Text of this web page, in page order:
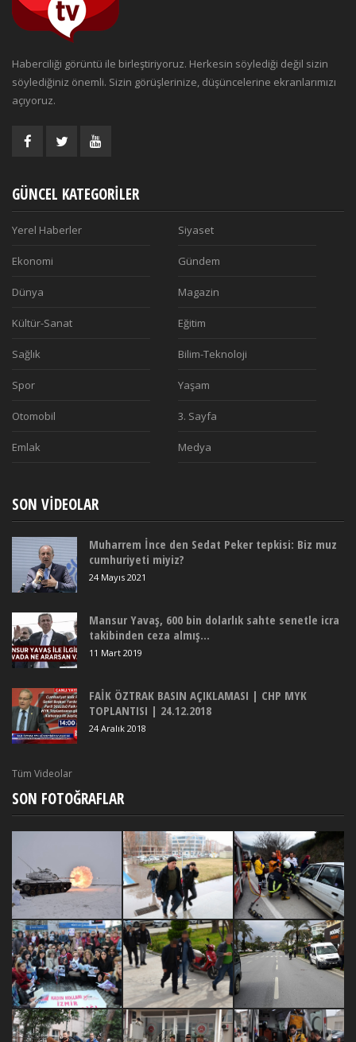
Haberciliği görüntü ile birleştiriyoruz. Herkesin söylediği değil sizin
söylediğiniz önemli. Sizin görüşlerinize, düşüncelerine ekranlarımızı
açıyoruz.
GÜNCEL KATEGORILER
Yerel Haberler Siyaset
Ekonomi Gündem
Dünya Magazin
Kültür-Sanat Eğitim
Sağlık Bilim-Teknoloji
Spor Yaşam
Otomobil 3. Sayfa
Emlak Medya
SON VIDEOLAR
Muharrem İnce den Sedat Peker tepkisi: Biz muz
cumhuriyeti miyiz?
24 Mayıs 2021
Mansur Yavaş, 600 bin dolarlık sahte senetle icra
takibinden ceza almış...
11 Mart 2019
FAİK ÖZTRAK BASIN AÇIKLAMASI | CHP MYK
TOPLANTISI | 24.12.2018
24 Aralık 2018
Tüm Videolar
SON FOTOĞRAFLAR